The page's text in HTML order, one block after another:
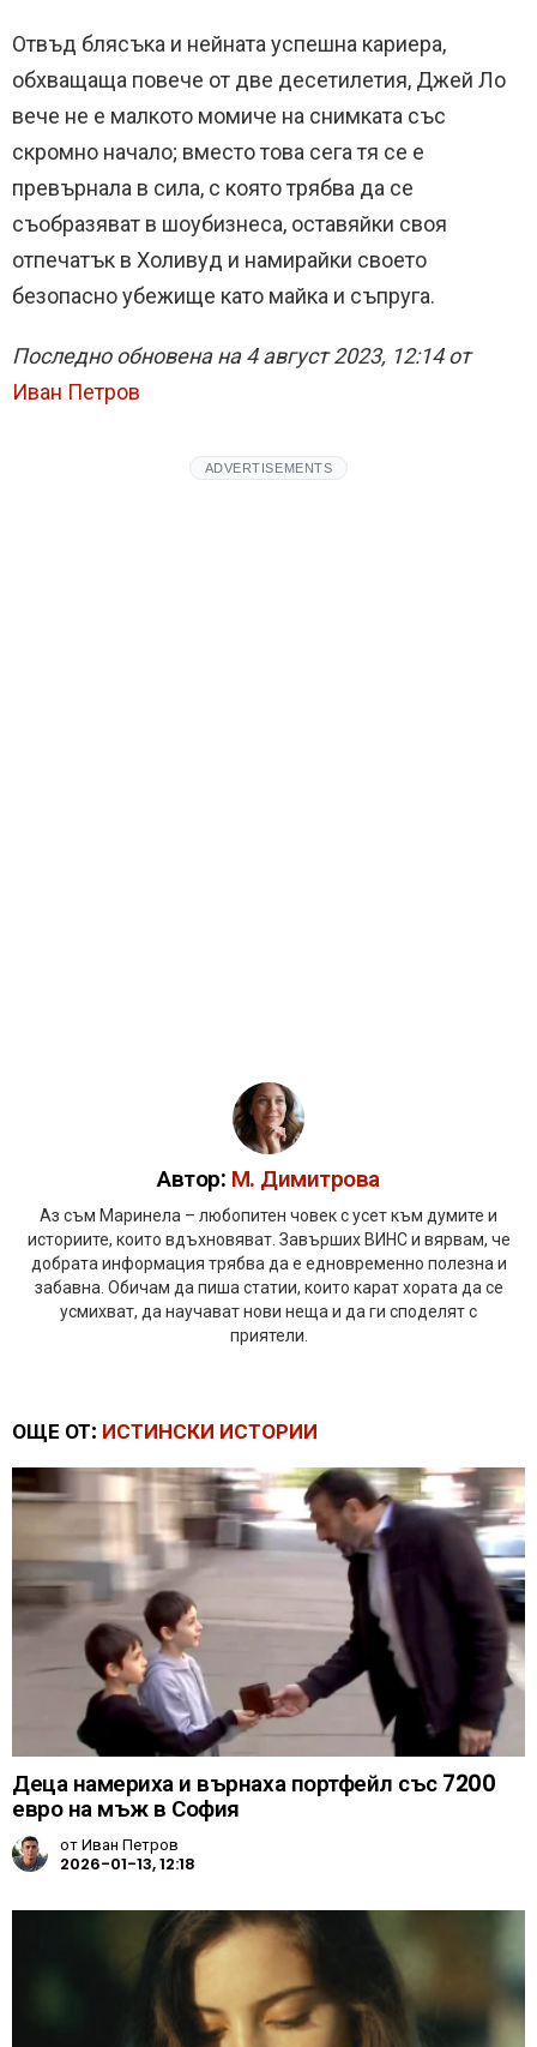
Отвъд блясъка и нейната успешна кариера,
обхващаща повече от две десетилетия, Джей Ло
вече не е малкото момиче на снимката със
скромно начало; вместо това сега тя се е
превърнала в сила, с която трябва да се
съобразяват в шоубизнеса, оставяйки своя
отпечатък в Холивуд и намирайки своето
безопасно убежище като майка и съпруга.
Последно обновена на 4 август 2023, 12:14 от
Иван Петров
ADVERTISEMENTS
Автор: М. Димитрова
Аз съм Маринела – любопитен човек с усет към думите и
историите, които вдъхновяват. Завърших ВИНС и вярвам, че
добрата информация трябва да е едновременно полезна и
забавна. Обичам да пиша статии, които карат хората да се
усмихват, да научават нови неща и да ги споделят с
приятели.
ОЩЕ ОТ: ИСТИНСКИ ИСТОРИИ
Деца намериха и върнаха портфейл със 7200
евро на мъж в София
отИван Петров
2026-01-13, 12:18